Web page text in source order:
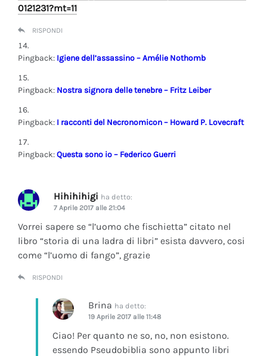
0121231?mt=11
RISPONDI
Pingback: Igiene dell’assassino – Amélie Nothomb
Pingback: Nostra signora delle tenebre – Fritz Leiber
Pingback: I racconti del Necronomicon – Howard P. Lovecraft
Pingback:Questa sono io – Federico Guerri
Hihihihigi ha detto:
7 Aprile 2017 alle 21:04
Vorrei sapere se “l’uomo che fischietta” citato nel
libro “storia di una ladra di libri” esista davvero, cosi
come “l’uomo di fango”, grazie
RISPONDI
Brina ha detto:
19 Aprile 2017 alle 11:48
Ciao! Per quanto ne so, no, non esistono.
essendo Pseudobiblia sono appunto libri